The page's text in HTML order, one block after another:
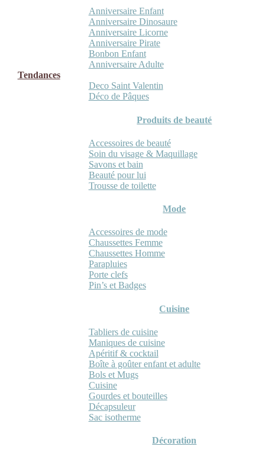
Anniversaire Enfant
Anniversaire Dinosaure
Anniversaire Licorne
Anniversaire Pirate
Bonbon Enfant
Anniversaire Adulte
Tendances
Deco Saint Valentin
Déco de Pâques
Produits de beauté
Accessoires de beauté
Soin du visage & Maquillage
Savons et bain
Beauté pour lui
Trousse de toilette
Mode
Accessoires de mode
Chaussettes Femme
Chaussettes Homme
Parapluies
Porte clefs
Pin’s et Badges
Cuisine
Tabliers de cuisine
Maniques de cuisine
Apéritif & cocktail
Boîte à goûter enfant et adulte
Bols et Mugs
Cuisine
Gourdes et bouteilles
Décapsuleur
Sac isotherme
Décoration